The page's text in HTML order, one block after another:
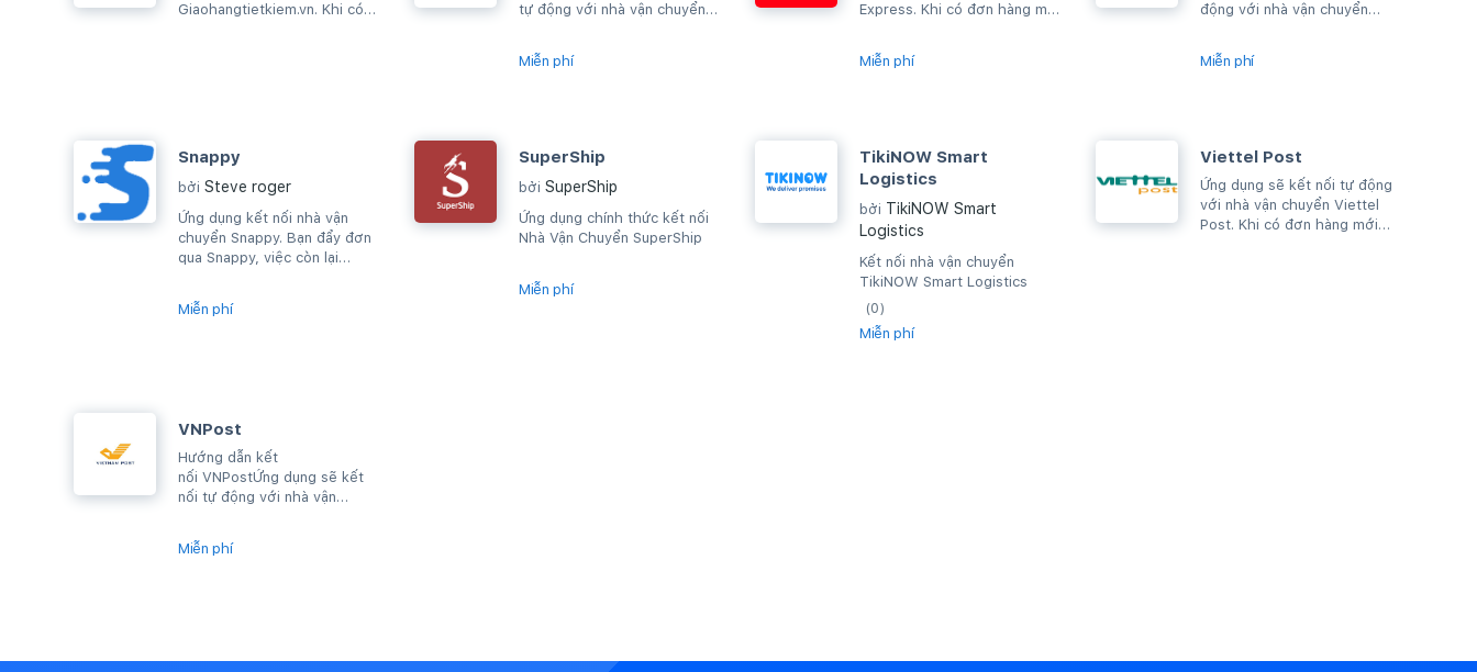
Giaohangtietkiem.vn. Khi có
tự động với nhà vận chuyển
hàng mới bạn chỉ...
Miễn phí
Express. Khi có đơn hàng mới
hàng,...
Miễn phí
động với nhà vận chuyển
mới bạn chỉ cần...
Miễn phí
Snappy
bởiSteve roger
Ứng dụng kết nối nhà vận
chuyển Snappy. Bạn đẩy đơn
qua Snappy, việc còn lại
Miễn phí
SuperShip
bởiSuperShip
Ứng dụng chính thức kết nối
Nhà Vận Chuyển SuperShip
Miễn phí
TikiNOW Smart
Logistics
bởi TikiNOW Smart
Logistics
Kết nối nhà vận chuyển
TikiNOW Smart Logistics
(0)
Miễn phí
Viettel Post
Ứng dụng sẽ kết nối tự động
với nhà vận chuyển Viettel
Post. Khi có đơn hàng mới
VNPost
Hướng dẫn kết
nối VNPostỨng dụng sẽ kết
nối tự động với nhà vận
hàng mới bạn chỉ cần thực
hiện...
Miễn phí